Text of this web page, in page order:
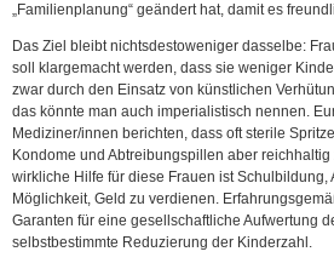
„Familienplanung“ geändert hat, damit es
Das Ziel bleibt nichtsdestoweniger dasselbe:
soll klargemacht werden, dass sie weniger
zwar durch den Einsatz von künstlichen
das könnte man auch imperialistisch nennen.
Mediziner/innen berichten, dass oft sterile
Kondome und Abtreibungspillen aber
wirkliche Hilfe für diese Frauen ist Schulbildung,
Möglichkeit, Geld zu verdienen.
Garanten für eine gesellschaftliche Aufwertung
selbstbestimmte Reduzierung der Kinderzahl.